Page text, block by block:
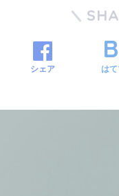
シェア は